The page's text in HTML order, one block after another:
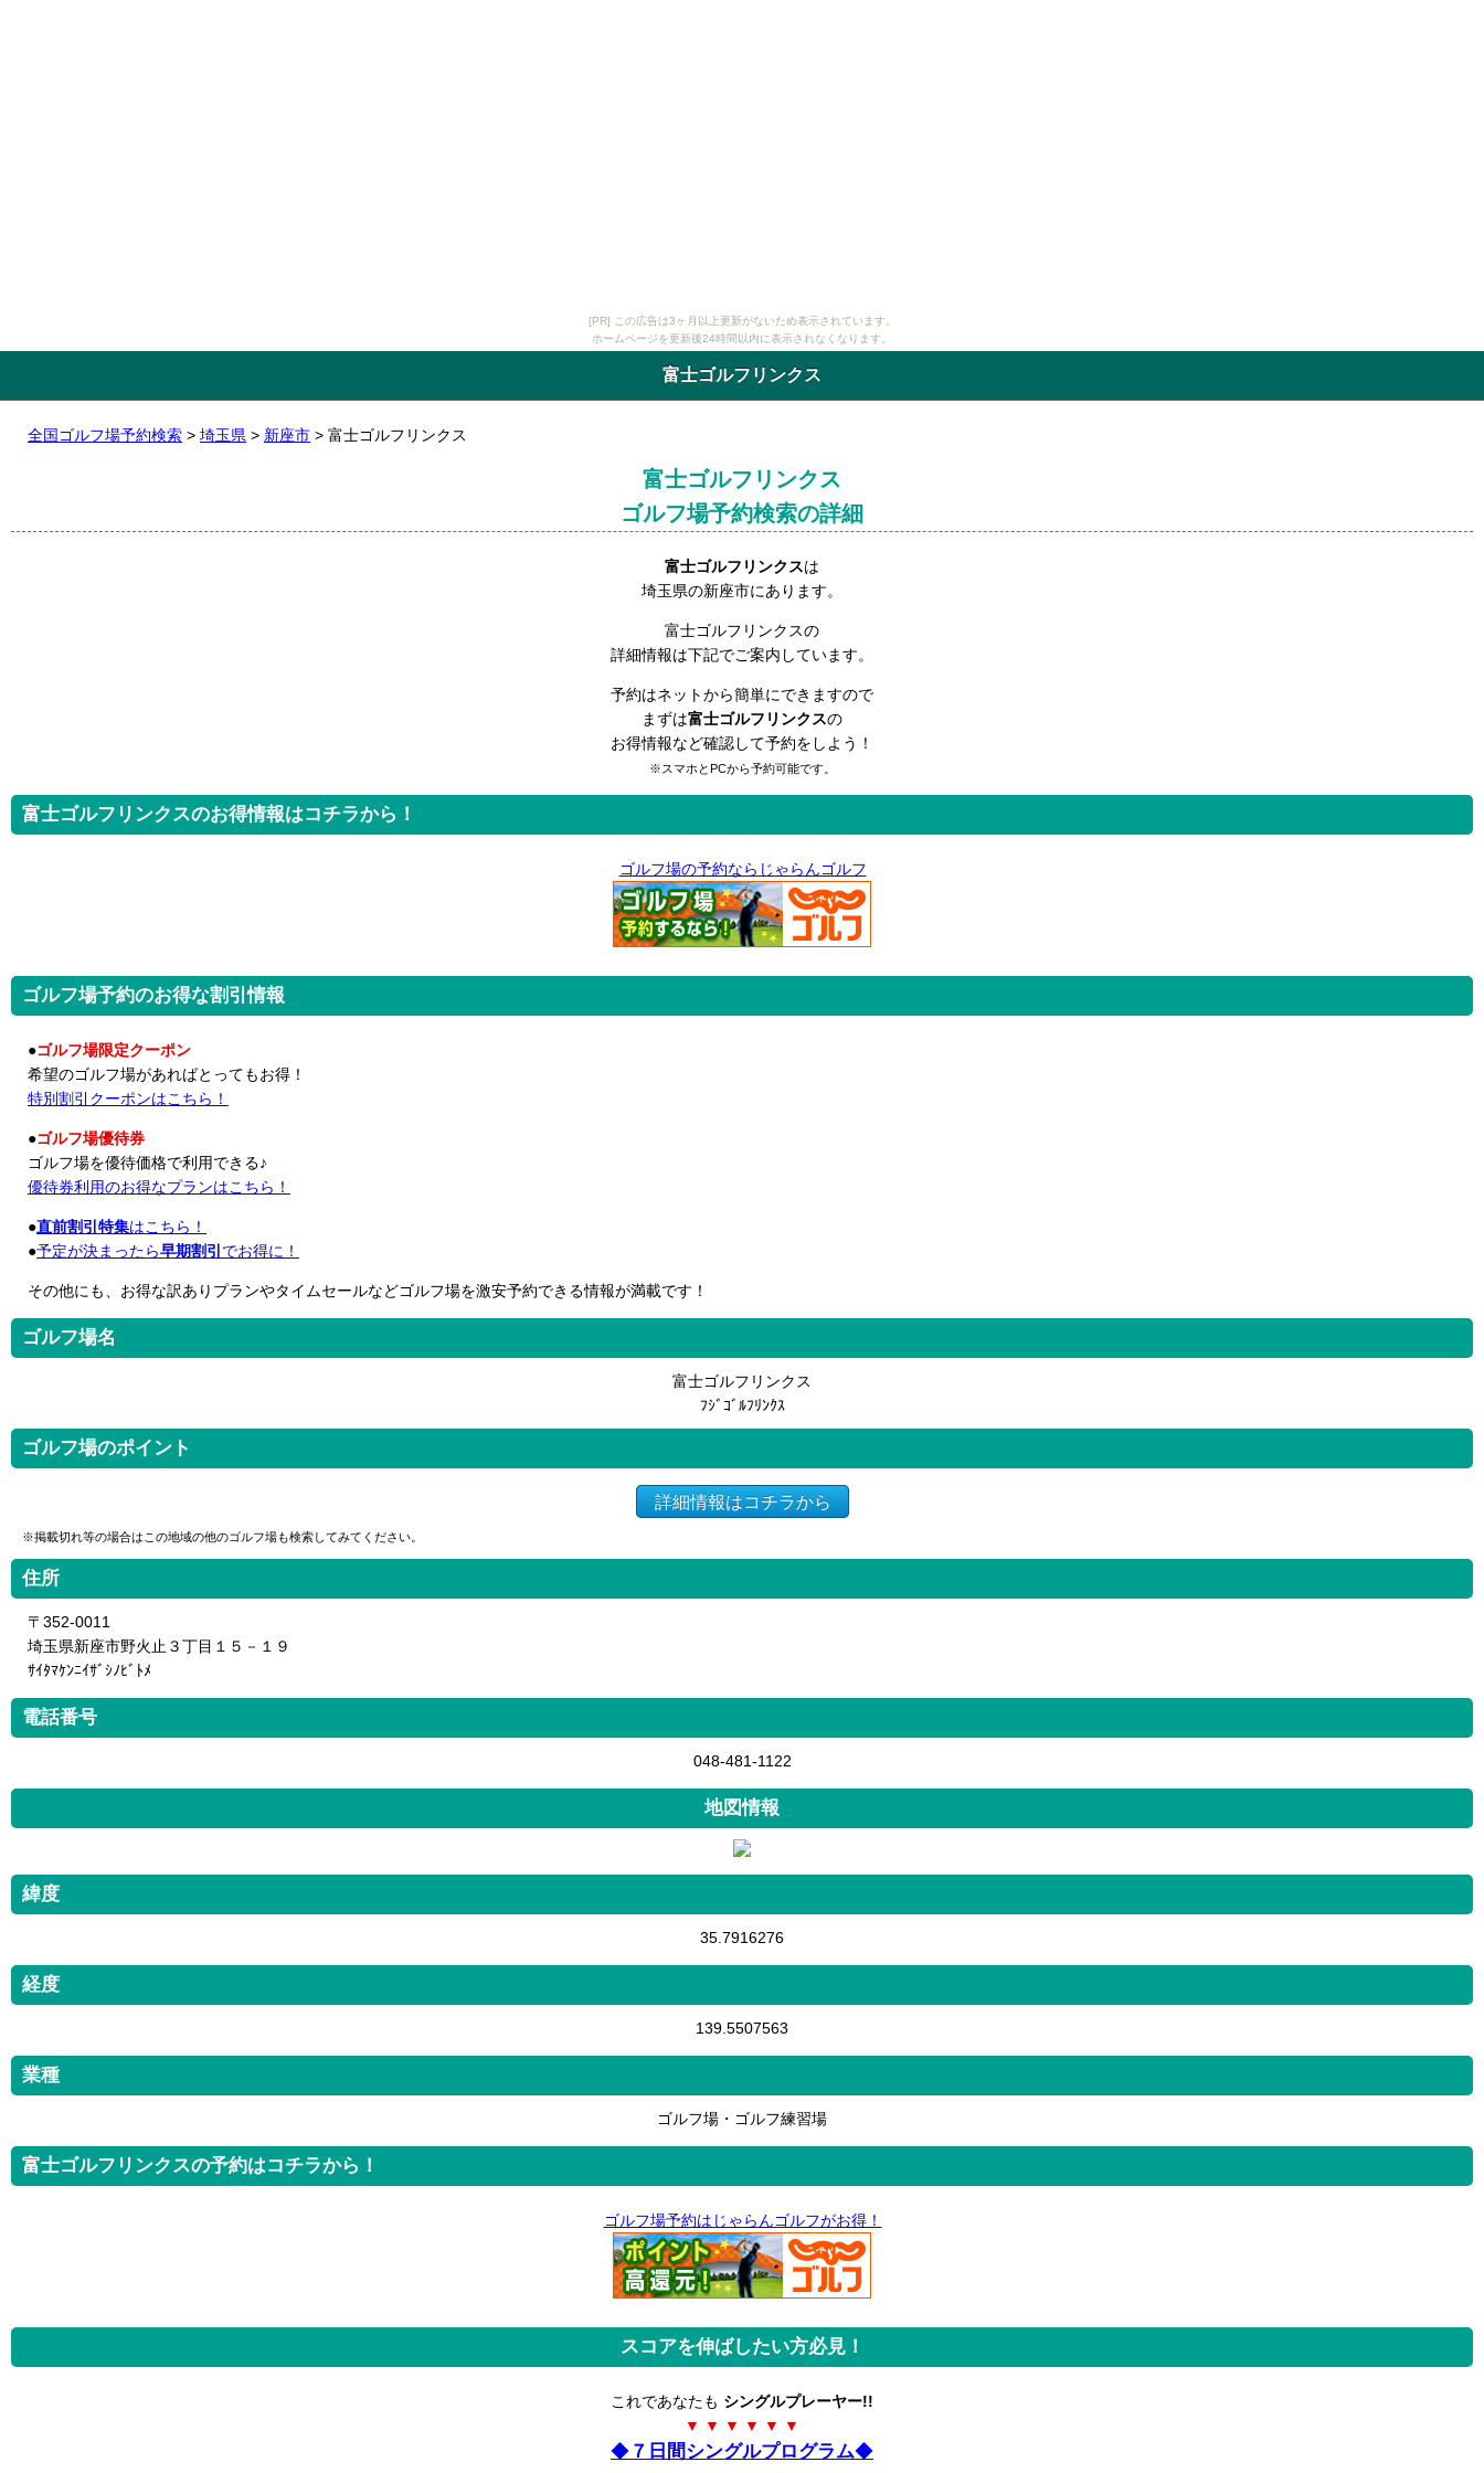
[PR] この広告は3ヶ月以上更新がないため表示されています。
ホームページを更新後24時間以内に表示されなくなります。
富士ゴルフリンクス
全国ゴルフ場予約検索 > 埼玉県 > 新座市 > 富士ゴルフリンクス
富士ゴルフリンクス
ゴルフ場予約検索の詳細
富士ゴルフリンクスは
埼玉県の新座市にあります。
富士ゴルフリンクスの
詳細情報は下記でご案内しています。
予約はネットから簡単にできますので
まずは富士ゴルフリンクスの
お得情報など確認して予約をしよう！
※スマホとPCから予約可能です。
富士ゴルフリンクスのお得情報はコチラから！
ゴルフ場の予約ならじゃらんゴルフ
ゴルフ場予約のお得な割引情報
●ゴルフ場限定クーポン
希望のゴルフ場があればとってもお得！
特別割引クーポンはこちら！
●ゴルフ場優待券
ゴルフ場を優待価格で利用できる♪
優待券利用のお得なプランはこちら！
●直前割引特集はこちら！
●予定が決まったら早期割引 でお得に！
その他にも、お得な訳ありプランやタイムセールなどゴルフ場を激安予約できる情報が満載です！
ゴルフ場名
富士ゴルフリンクス
ﾌｼﾞｺﾞﾙﾌﾘﾝｸｽ
ゴルフ場のポイント
詳細情報はコチラから
※掲載切れ等の場合はこの地域の他のゴルフ場も検索してみてください。
住所
〒352-0011
埼玉県新座市野火止３丁目１５－１９
ｻｲﾀﾏｹﾝﾆｲｻﾞｼﾉﾋﾞﾄﾒ
電話番号
048-481-1122
地図情報
緯度
35.7916276
経度
139.5507563
業種
ゴルフ場・ゴルフ練習場
富士ゴルフリンクスの予約はコチラから！
ゴルフ場予約はじゃらんゴルフがお得！
スコアを伸ばしたい方必見！
これであなたも シングルプレーヤー!!
▼ ▼ ▼ ▼ ▼ ▼
◆ ７日間シングルプログラム◆